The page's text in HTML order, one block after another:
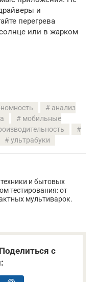
и
перегрева
солнце или в жарком
анализ
мобильные
ультрабуки
и бытовых
тестирования: от
мультиварок.
с